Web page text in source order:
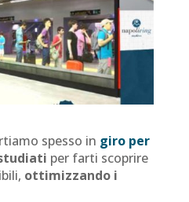
spesso in giro per
per farti scoprire
ottimizzando i